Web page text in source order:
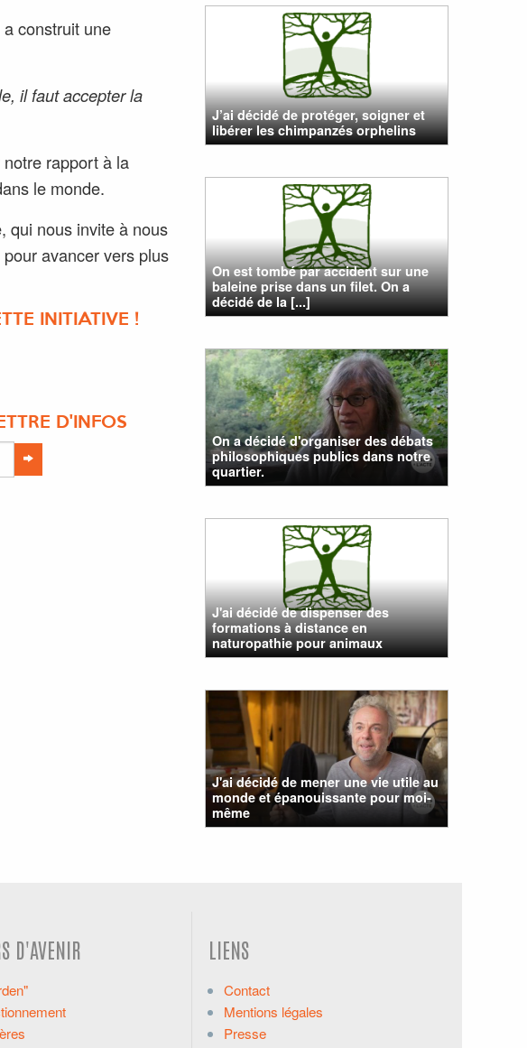
construit une
il faut accepter la
rapport à la
le monde.
qui nous invite à nous
avancer vers plus
INITIATIVE !
D'INFOS
J’ai décidé de protéger, soigner et
libérer les chimpanzés orphelins
On est tombé par accident sur une
baleine prise dans un filet. On a
décidé de la [...]
On a décidé d'organiser des débats
philosophiques publics dans notre
quartier.
J'ai décidé de dispenser des
formations à distance en
naturopathie pour animaux
J'ai décidé de mener une vie utile au
monde et épanouissante pour moi-
même
D'AVENIR LIENS
Contact
Mentions légales
Presse